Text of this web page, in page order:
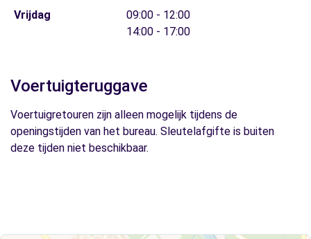
Vrijdag
09:00 - 12:00
14:00 - 17:00
Voertuigteruggave
Voertuigretouren zijn alleen mogelijk tijdens de
openingstijden van het bureau. Sleutelafgifte is buiten
deze tijden niet beschikbaar.